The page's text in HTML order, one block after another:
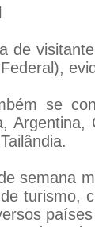
de
se
semana
turismo,